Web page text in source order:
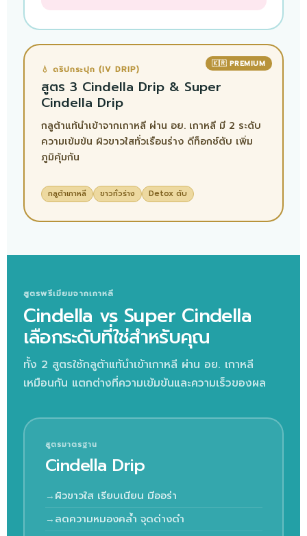
🇰🇷 PREMIUM
💧 ดริปกระปุก (IV DRIP)
สูตร 3 Cindella Drip & Super
Cindella Drip
กลูต้าแท้นำเข้าจากเกาหลี ผ่าน อย. เกาหลี มี 2 ระดับ
ความเข้มข้น ผิวขาวใสทั่วเรือนร่าง ดีท็อกซ์ตับ เพิ่ม
ภูมิคุ้มกัน
กลูต้าเกาหลี ขาวทั่วร่าง Detox ตับ
สูตรพรีเมียมจากเกาหลี
Cindella vs Super Cindella
เลือกระดับที่ใช่สำหรับคุณ
ทั้ง 2 สูตรใช้กลูต้าแท้นำเข้าเกาหลี ผ่าน อย. เกาหลี
เหมือนกัน แตกต่างที่ความเข้มข้นและความเร็วของผล
สูตรมาตรฐาน
Cindella Drip
ผิวขาวใส เรียบเนียน มีออร่า
ลดความหมองคล้ำ จุดด่างดำ